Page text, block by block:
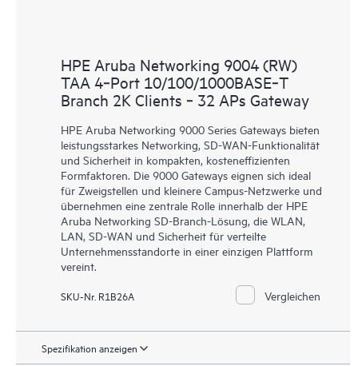
HPE Aruba Networking 9004 (RW)
TAA 4‑Port 10/100/1000BASE‑T
Branch 2K Clients ‑ 32 APs Gateway
HPE Aruba Networking 9000 Series Gateways bieten
leistungsstarkes Networking, SD-WAN-Funktionalität
und Sicherheit in kompakten, kosteneffizienten
Formfaktoren. Die 9000 Gateways eignen sich ideal
für Zweigstellen und kleinere Campus-Netzwerke und
übernehmen eine zentrale Rolle innerhalb der HPE
Aruba Networking SD-Branch-Lösung, die WLAN,
LAN, SD-WAN und Sicherheit für verteilte
Unternehmensstandorte in einer einzigen Plattform
vereint.
SKU-Nr. R1B26A Vergleichen
Spezifikation anzeigen